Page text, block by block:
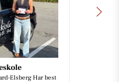
Elsberg Har best